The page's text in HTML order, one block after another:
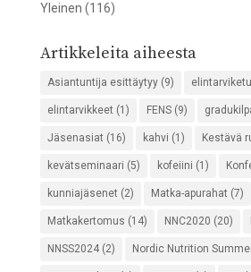
Yleinen (116)
Artikkeleita aiheesta
Asiantuntija esittäytyy(9)
elintarvikkeet (1) FENS(9)
Jäsenasiat (16) kahvi (1) Kestävä
kevätseminaari (5) kofeiini (1)
kunniajäsenet (2) Matka-apurahat (7)
Matkakertomus (14) NNC2020 (20)
NNSS2024(2) Nordic Nutrition